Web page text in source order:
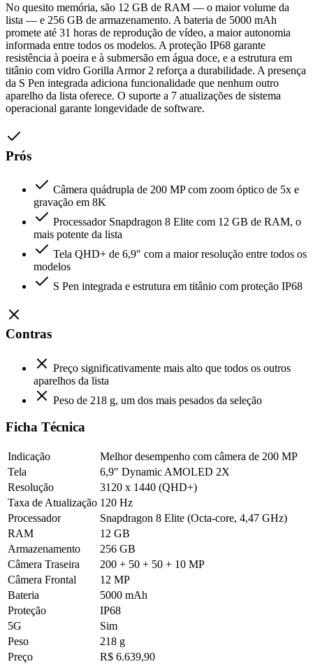
No quesito memória, são 12 GB de RAM — o maior volume da
lista — e 256 GB de armazenamento. A bateria de 5000 mAh
promete até 31 horas de reprodução de vídeo, a maior autonomia
informada entre todos os modelos. A proteção IP68 garante
resistência à poeira e à submersão em água doce, e a estrutura em
titânio com vidro Gorilla Armor 2 reforça a durabilidade. A presença
da S Pen integrada adiciona funcionalidade que nenhum outro
aparelho da lista oferece. O suporte a 7 atualizações de sistema
operacional garante longevidade de software.
Prós
Câmera quádrupla de 200 MP com zoom óptico de 5x e
gravação em 8K
Processador Snapdragon 8 Elite com 12 GB de RAM, o
mais potente da lista
Tela QHD+ de 6,9" com a maior resolução entre todos os
modelos
S Pen integrada e estrutura em titânio com proteção IP68
Contras
Preço significativamente mais alto que todos os outros
aparelhos da lista
Peso de 218 g, um dos mais pesados da seleção
Ficha Técnica
Indicação
Melhor desempenho com câmera de 200 MP
Tela
6,9" Dynamic AMOLED 2X
Resolução
3120 x 1440 (QHD+)
Taxa de Atualização 120 Hz
Processador
Snapdragon 8 Elite (Octa-core, 4,47 GHz)
RAM
12 GB
Armazenamento
256 GB
Câmera Traseira
200 + 50 + 50 + 10 MP
Câmera Frontal
12 MP
Bateria
5000 mAh
Proteção
IP68
5G
Sim
Peso
218 g
Preço
R$ 6.639,90